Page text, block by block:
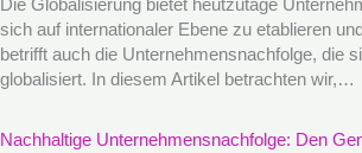
Die Globalisierung bietet heutzutage
sich auf internationaler Ebene zu etablieren
betrifft auch die Unternehmensnachfolge, die
globalisiert. In diesem Artikel betrachten wir,…
Nachhaltige Unternehmensnachfolge: Den